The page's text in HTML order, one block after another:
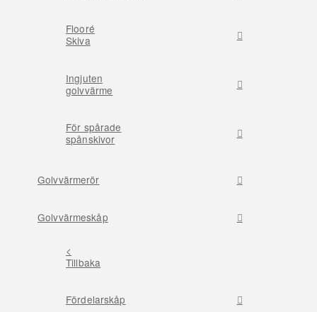
Flooré
Skiva
Ingjuten
golvvärme
För spårade
spånskivor
Golvvärmerör
Golvvärmeskåp
<
Tillbaka
Fördelarskåp